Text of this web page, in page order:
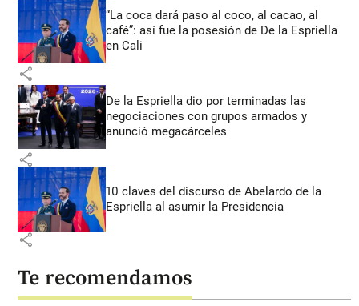
“La coca dará paso al coco, al cacao, al
café”: así fue la posesión de De la Espriella
en Cali
share
De la Espriella dio por terminadas las
negociaciones con grupos armados y
anunció megacárceles
share
10 claves del discurso de Abelardo de la
Espriella al asumir la Presidencia
share
Te recomendamos